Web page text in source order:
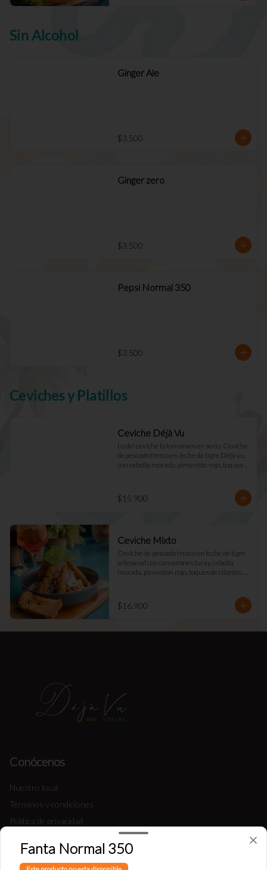
Sin Alcohol
Ginger Ale
$3.500
Ginger zero
$3.500
Pepsi Normal 350
$3.500
Ceviches y Platillos
Ceviche Déjà Vu
Lo del ceviche lo tomamos en serio. Ceviche
de pescado fresco en leche de tigre Déjà vu,
con cebolla morada, pimentón rojo, toques
$15.900
Ceviche Mixto
Ceviche de pescado fresco en leche de tigre
artesanal con camarones furay, cebolla
morada, pimentón rojo, toques de cilantro y
$16.900
Conócenos
Nuestro local
Términos y condiciones
Política de privacidad
Redes sociales
Fanta Normal 350